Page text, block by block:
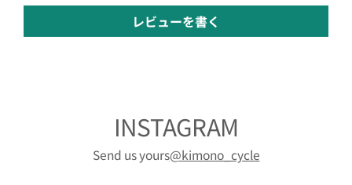
レビューを書く
INSTAGRAM
Send us yours@kimono_cycle